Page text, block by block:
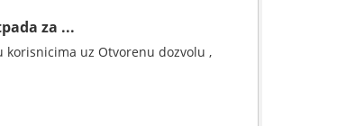
za ...
uz Otvorenu dozvolu ,